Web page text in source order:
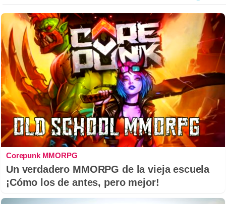
Corepunk MMORPG
Un verdadero MMORPG de la vieja escuela
¡Cómo los de antes, pero mejor!